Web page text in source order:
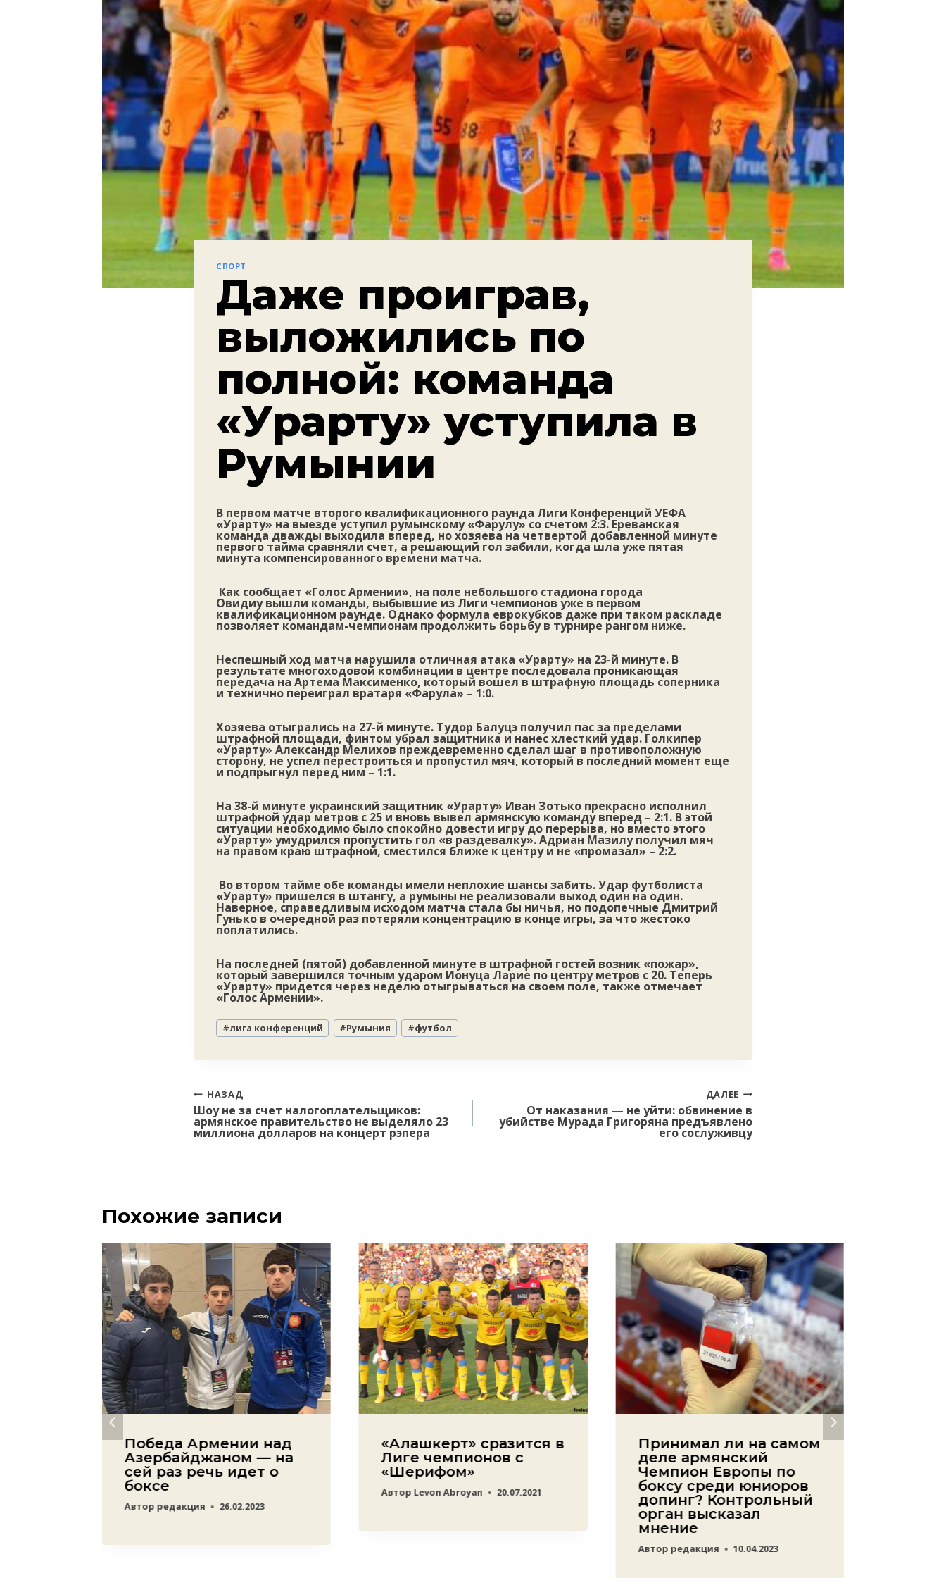
СПОРТ
Даже проиграв,
выложились по
полной: команда
«Урарту» уступила в
Румынии
В первом матче второго квалификационного раунда Лиги Конференций УЕФА
«Урарту» на выезде уступил румынскому «Фарулу» со счетом 2:3. Ереванская
команда дважды выходила вперед, но хозяева на четвертой добавленной минуте
первого тайма сравняли счет, а решающий гол забили, когда шла уже пятая
минута компенсированного времени матча.
Как сообщает «Голос Армении», на поле небольшого стадиона города
Овидиу вышли команды, выбывшие из Лиги чемпионов уже в первом
квалификационном раунде. Однако формула еврокубков даже при таком раскладе
позволяет командам-чемпионам продолжить борьбу в турнире рангом ниже.
Неспешный ход матча нарушила отличная атака «Урарту» на 23-й минуте. В
результате многоходовой комбинации в центре последовала проникающая
передача на Артема Максименко, который вошел в штрафную площадь соперника
и технично переиграл вратаря «Фарула» – 1:0.
Хозяева отыгрались на 27-й минуте. Тудор Балуцэ получил пас за пределами
штрафной площади, финтом убрал защитника и нанес хлесткий удар. Голкипер
«Урарту» Александр Мелихов преждевременно сделал шаг в противоположную
сторону, не успел перестроиться и пропустил мяч, который в последний момент еще
и подпрыгнул перед ним – 1:1.
На 38-й минуте украинский защитник «Урарту» Иван Зотько прекрасно исполнил
штрафной удар метров с 25 и вновь вывел армянскую команду вперед – 2:1. В этой
ситуации необходимо было спокойно довести игру до перерыва, но вместо этого
«Урарту» умудрился пропустить гол «в раздевалку». Адриан Мазилу получил мяч
на правом краю штрафной, сместился ближе к центру и не «промазал» – 2:2.
Во втором тайме обе команды имели неплохие шансы забить. Удар футболиста
«Урарту» пришелся в штангу, а румыны не реализовали выход один на один.
Наверное, справедливым исходом матча стала бы ничья, но подопечные Дмитрий
Гунько в очередной раз потеряли концентрацию в конце игры, за что жестоко
поплатились.
На последней (пятой) добавленной минуте в штрафной гостей возник «пожар»,
который завершился точным ударом Ионуца Ларие по центру метров с 20. Теперь
«Урарту» придется через неделю отыгрываться на своем поле, также отмечает
«Голос Армении».
Метки
записи:
#лига конференций #Румыния #футбол
Навигация
по
записям
НАЗАД
Шоу не за счет налогоплательщиков:
армянское правительство не выделяло 23
миллиона долларов на концерт рэпера
ДАЛЕЕ
От наказания — не уйти: обвинение в
убийстве Мурада Григоряна предъявлено
его сослуживцу
Похожие записи
Победа Армении над
Азербайджаном — на
сей раз речь идет о
боксе
Автор редакция 26.02.2023
«Алашкерт» сразится в
Лиге чемпионов с
«Шерифом»
Автор Levon Abroyan 20.07.2021
Принимал ли на самом
деле армянский
Чемпион Европы по
боксу среди юниоров
допинг? Контрольный
орган высказал
мнение
Автор редакция 10.04.2023